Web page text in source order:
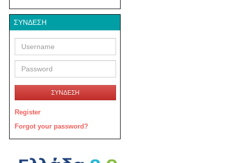
ΣΎΝΔΕΣΗ
ΣΥΝΔΕΣΗ
Register
Forgot your password?